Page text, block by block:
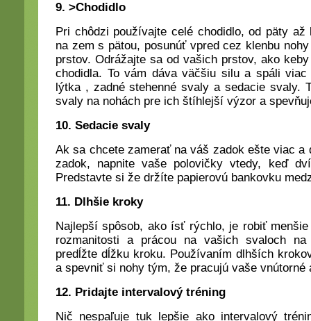
9. >Chodidlo
Pri chôdzi používajte celé chodidlo, od päty
na zem s pätou, posunúť vpred cez klenbu
prstov. Odrážajte sa od vašich prstov, ako
chodidla. To vám dáva väčšiu silu a spáli
lýtka , zadné stehenné svaly a sedacie svaly.
svaly na nohách pre ich štíhlejší výzor a
10. Sedacie svaly
Ak sa chcete zamerať na váš zadok ešte viac
zadok, napnite vaše polovičky vtedy, keď
Predstavte si že držíte papierovú bankovku
11. Dlhšie kroky
Najlepší spôsob, ako ísť rýchlo, je robiť
rozmanitosti a prácou na vašich svaloch na
predĺžte dĺžku kroku. Používaním dlhších
a spevniť si nohy tým, že pracujú vaše
12. Pridajte intervalový tréning
Nič nespaľuje tuk lepšie ako intervalový